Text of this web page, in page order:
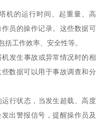
机的运行时间、起重量、高
员的操作记录。这些数据可
括工作效率、安全性等。
发生事故或异常情况时的相
数据可以用于事故调查和分
行状态，当发生超载、高度
出警报信号，提醒操作员及